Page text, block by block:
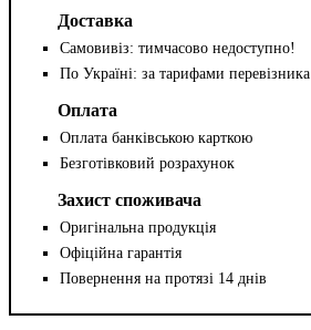
Доставка
Самовивіз: тимчасово недоступно!
По Україні: за тарифами перевізника
Оплата
Оплата банківською карткою
Безготівковий розрахунок
Захист споживача
Оригінальна продукція
Офіційна гарантія
Повернення на протязі 14 днів